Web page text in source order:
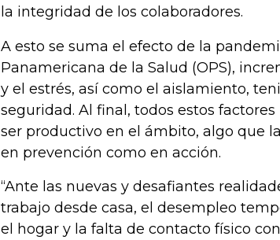
la integridad de los colaboradores.
A esto se suma el efecto de la
Panamericana de la Salud (OPS),
y el estrés, así como el aislamiento,
seguridad. Al final, todos estos
ser productivo en el ámbito, algo que
en prevención como en acción.
“Ante las nuevas y desafiantes
trabajo desde casa, el desempleo
el hogar y la falta de contacto físico